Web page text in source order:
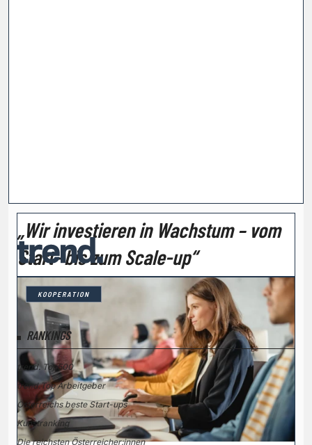
„Wir investieren in Wachstum – vom
Start- bis zum Scale-up“
KOOPERATION
RANKINGS
trend. Top500
trend.Top Arbeitgeber
Österreichs beste Start-ups
Kunstranking
Die reichsten Österreicher:innen